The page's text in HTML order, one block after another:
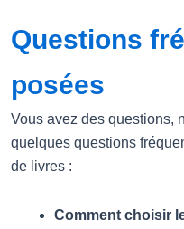
Questions
posées
Vous avez des questions,
quelques questions
de livres :
Comment choisir